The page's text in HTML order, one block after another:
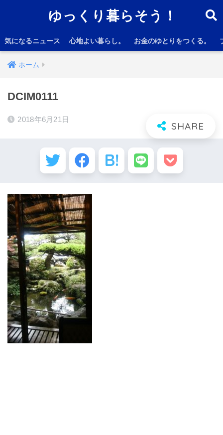
ゆっくり暮らそう！
気になるニュース 心地よい暮らし。 お金のゆとりをつくる。
ホーム
DCIM0111
2018年6月21日